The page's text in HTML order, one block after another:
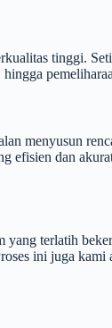
tinggi.
menyusun
dan
terlatih
ini juga